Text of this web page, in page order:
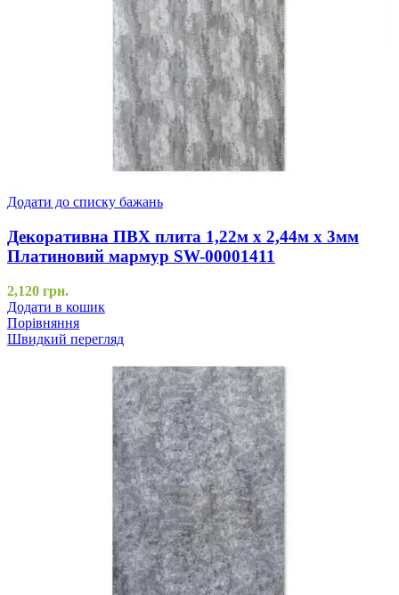
Додати до списку бажань
Декоративна ПВХ плита 1,22м х 2,44м х 3мм
Платиновий мармур SW-00001411
2,120 грн.
Додати в кошик
Порівняння
Швидкий перегляд